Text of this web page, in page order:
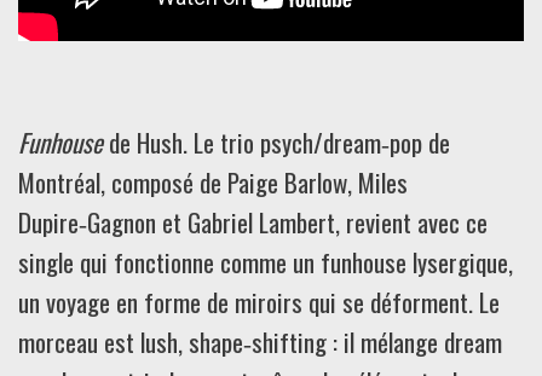
Funhousede Hush. Le trio psych/dream‑pop de
Montréal, composé de Paige Barlow, Miles
Dupire‑Gagnon et Gabriel Lambert, revient avec ce
single qui fonctionne comme un funhouse lysergique,
un voyage en forme de miroirs qui se déforment. Le
morceau est lush, shape‑shifting : il mélange dream